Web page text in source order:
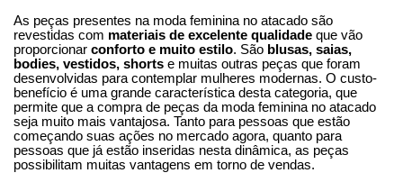
As peças presentes na moda feminina no atacado são
revestidas com materiais de excelente qualidade que vão
proporcionar conforto e muito estilo. São blusas, saias,
bodies, vestidos, shorts e muitas outras peças que foram
desenvolvidas para contemplar mulheres modernas. O custo-
benefício é uma grande característica desta categoria, que
permite que a compra de peças da moda feminina no atacado
seja muito mais vantajosa. Tanto para pessoas que estão
começando suas ações no mercado agora, quanto para
pessoas que já estão inseridas nesta dinâmica, as peças
possibilitam muitas vantagens em torno de vendas.